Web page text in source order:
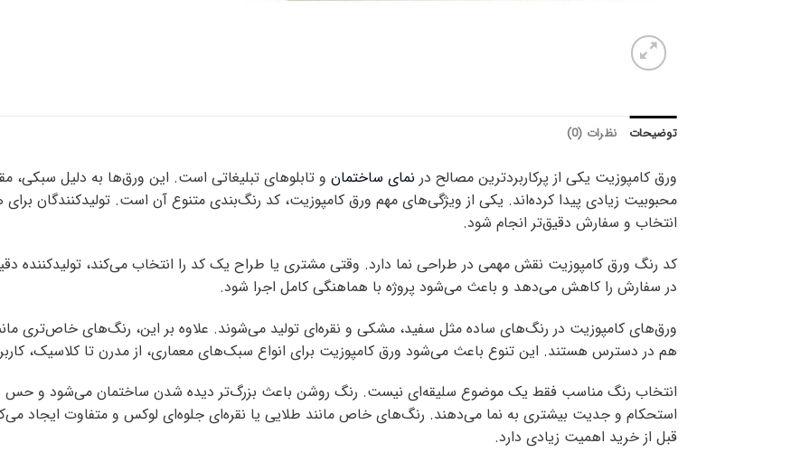
توضیحات نظرات (0)
ورق کامپوزیت یکی از پرکاربردترین مصالح در نمای ساختمان و تابلوهای تبلیغاتی است. این ورق‌ها به دلیل سبکی،
محبوبیت زیادی پیدا کرده‌اند. یکی از ویژگی‌های مهم ورق کامپوزیت، کد رنگ‌بندی متنوع آن است. تولیدکنندگان
انتخاب و سفارش دقیق‌تر انجام شود.
کد رنگ ورق کامپوزیت نقش مهمی در طراحی نما دارد. وقتی مشتری یا طراح یک کد را انتخاب می‌کند، تولیدکننده
در سفارش را کاهش می‌دهد و باعث می‌شود پروژه با هماهنگی کامل اجرا شود.
ورق‌های کامپوزیت در رنگ‌های ساده مثل سفید، مشکی و نقره‌ای تولید می‌شوند. علاوه بر این، رنگ‌های خاص‌تری
هم در دسترس هستند. این تنوع باعث می‌شود ورق کامپوزیت برای انواع سبک‌های معماری، از مدرن تا کلاسیک،
انتخاب رنگ مناسب فقط یک موضوع سلیقه‌ای نیست. رنگ روشن باعث بزرگ‌تر دیده شدن ساختمان می‌شود و حس
استحکام و جدیت بیشتری به نما می‌دهند. رنگ‌های خاص مانند طلایی یا نقره‌ای جلوه‌ای لوکس و متفاوت ایجاد
قبل از خرید اهمیت زیادی دارد.